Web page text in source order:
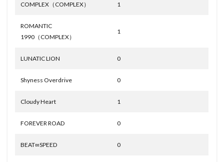
COMPLEX（COMPLEX） 1
ROMANTIC
1990（COMPLEX）
1
LUNATIC LION 0
Shyness Overdrive 0
Cloudy Heart 1
FOREVER ROAD 0
BEAT∞SPEED 0